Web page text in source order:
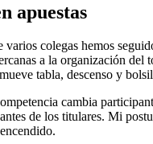
apuestas
colegas hemos
a la organización
tabla, descenso y
cambia
de los titulares. Mi